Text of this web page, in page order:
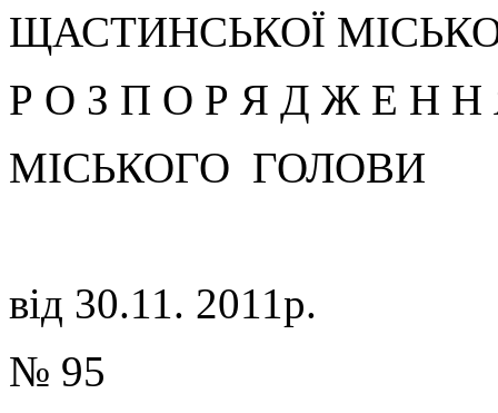
ЩАСТИНСЬКОЇ
Р О З П О Р Я Д Ж Е Н Н
МІСЬКОГО ГОЛОВИ
від 30.11. 2011р.
№ 95